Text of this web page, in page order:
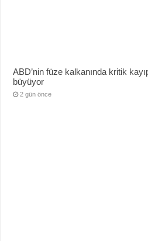
ABD’nin füze kalkanında kritik
büyüyor
2 gün önce